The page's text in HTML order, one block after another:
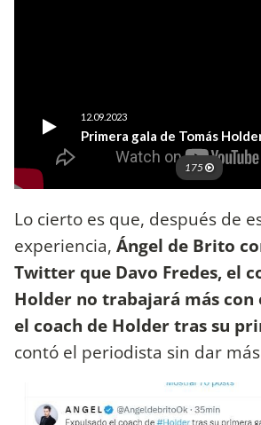
Lo cierto es que, después de
experiencia, Ángel de Brito
Twitter que Davo Fredes, el
Holder no trabajará más con
el coach de Holder tras su
contó el periodista sin dar